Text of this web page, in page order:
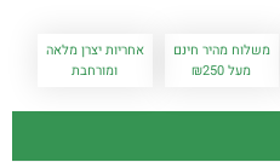
משלוח מהיר חינם
מעל ₪250
אחריות יצרן מלאה
ומורחבת